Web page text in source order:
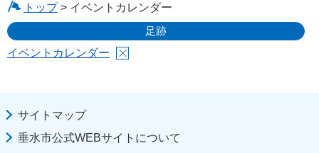
トップ> イベントカレンダー
足跡
イベントカレンダー
サイトマップ
垂水市公式WEBサイトについて